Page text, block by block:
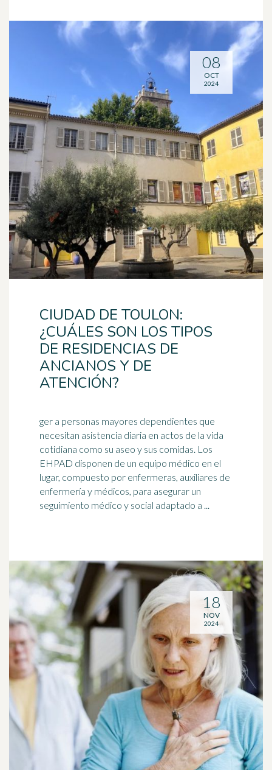
CIUDAD DE TOULON:
¿CUÁLES SON LOS TIPOS
DE RESIDENCIAS DE
ANCIANOS Y DE
ATENCIÓN?
ger a personas mayores dependientes que
necesitan asistencia diaria en actos de la vida
cotidiana como su aseo y sus comidas. Los
EHPAD disponen de un equipo médico en el
lugar, compuesto por enfermeras, auxiliares de
enfermería y médicos, para asegurar un
seguimiento médico y social adaptado a ...
08
OCT
2024
18
NOV
2024